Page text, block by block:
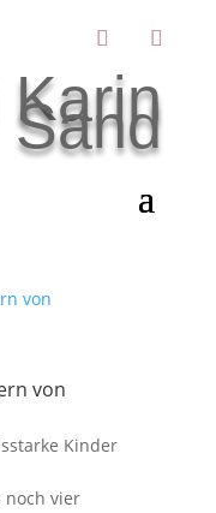
Karin
Sand
von
Kinder
noch vier